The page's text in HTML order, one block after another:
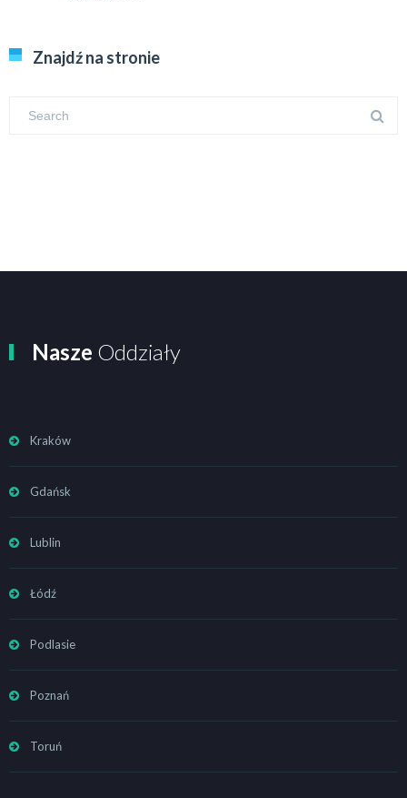
Znajdź na stronie
Nasze Oddziały
Kraków
Gdańsk
Lublin
Łódź
Podlasie
Poznań
Toruń